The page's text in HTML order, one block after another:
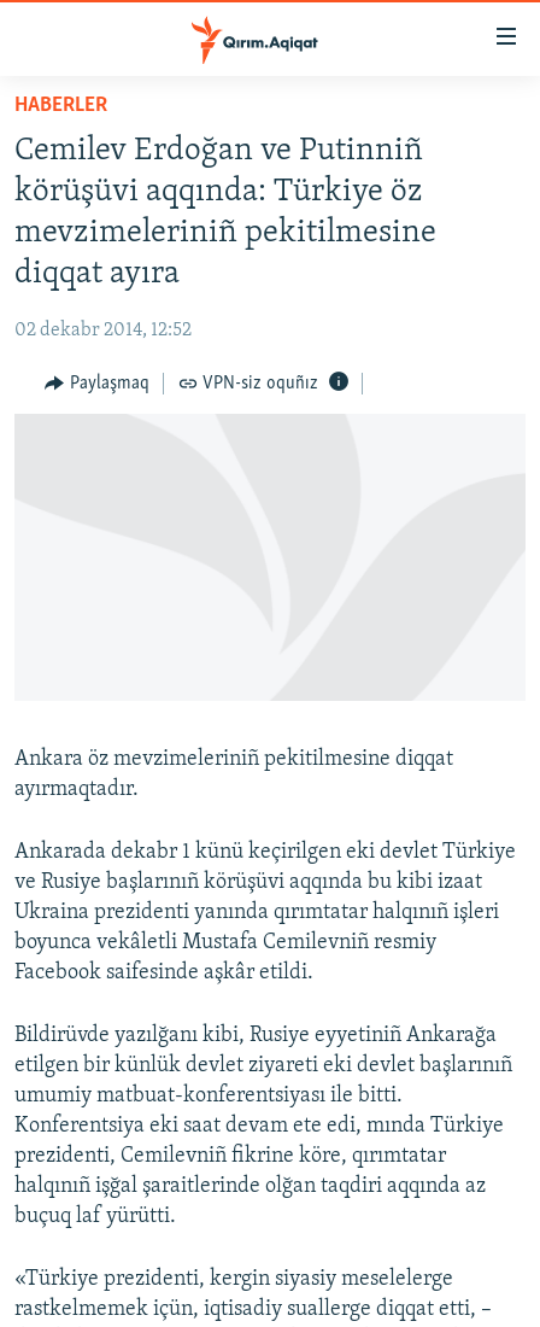
Esas
qaytmaq
Baş
navigatsiyağa
qaytmaq
Qıdıruvğa
HABERLER
İQTİSADİYAT
CEMİYET
İNSAN AQLARI
VİDEO
RFE/RS bütün saytları
HABERLER
Cemilev Erdoğan ve Putinniñ
körüşüvi aqqında: Türkiye öz
mevzimeleriniñ pekitilmesine
diqqat ayıra
02 dekabr 2014, 12:52
Paylaşmaq VPN-siz oquñız
Ankara öz mevzimeleriniñ pekitilmesine diqqat
ayırmaqtadır.
Ankarada dekabr 1 künü keçirilgen eki devlet Türkiye
ve Rusiye başlarınıñ körüşüvi aqqında bu kibi izaat
Ukraina prezidenti yanında qırımtatar halqınıñ işleri
boyunca vekâletli Mustafa Cemilevniñ resmiy
Facebook saifesinde aşkâr etildi.
Bildirüvde yazılğanı kibi, Rusiye eyyetiniñ Ankarağa
etilgen bir künlük devlet ziyareti eki devlet başlarınıñ
umumiy matbuat-konferentsiyası ile bitti.
Konferentsiya eki saat devam ete edi, mında Türkiye
prezidenti, Cemilevniñ fikrine köre, qırımtatar
halqınıñ işğal şaraitlerinde olğan taqdiri aqqında az
buçuq laf yürütti.
«Türkiye prezidenti, kergin siyasiy meselelerge
rastkelmemek içün, iqtisadiy suallerge diqqat etti, –